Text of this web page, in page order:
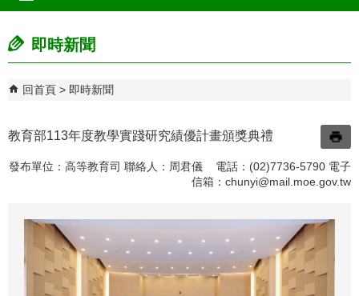
即時新聞
回首頁 即時新聞
教育部113年度教學實踐研究績優計畫頒獎典禮
發布單位：高等教育司 聯絡人：周君儀 電話：(02)7736-5790 電子
信箱： chunyi@mail.moe.gov.tw